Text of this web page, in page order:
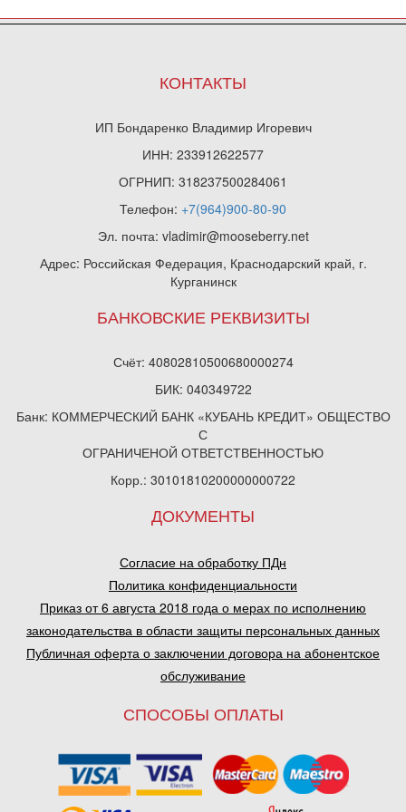
КОНТАКТЫ
ИП Бондаренко Владимир Игоревич
ИНН: 233912622577
ОГРНИП: 318237500284061
Телефон: +7(964)900-80-90
Эл. почта: vladimir@mooseberry.net
Адрес: Российская Федерация, Краснодарский край, г.
Курганинск
БАНКОВСКИЕ РЕКВИЗИТЫ
Счёт: 40802810500680000274
БИК: 040349722
Банк: КОММЕРЧЕСКИЙ БАНК «КУБАНЬ КРЕДИТ» ОБЩЕСТВО
С
ОГРАНИЧЕНОЙ ОТВЕТСТВЕННОСТЬЮ
Корр.: 30101810200000000722
ДОКУМЕНТЫ
Согласие на обработку ПДн
Политика конфиденциальности
Приказ от 6 августа 2018 года о мерах по исполнению
законодательства в области защиты персональных данных
Публичная оферта о заключении договора на абонентское
обслуживание
СПОСОБЫ ОПЛАТЫ